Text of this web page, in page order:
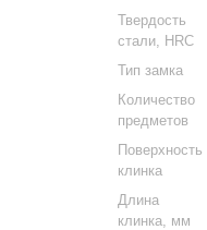
Твердость
стали, HRC
Тип замка
Количество
предметов
Поверхность
клинка
Длина
клинка, мм